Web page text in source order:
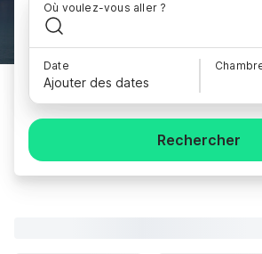
Où voulez-vous aller ?
Date
Ajouter des dates
Rechercher